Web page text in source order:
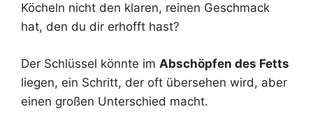
Köcheln nicht den klaren, reinen Geschmack
hat, den du dir erhofft hast?
Der Schlüssel könnte im Abschöpfen des Fetts
liegen, ein Schritt, der oft übersehen wird, aber
einen großen Unterschied macht.